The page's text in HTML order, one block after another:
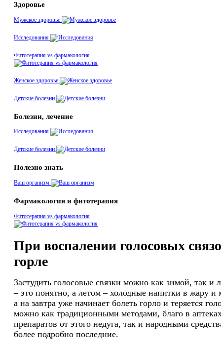
Здоровье
Мужское здоровье
Исследования
Фитотерапия vs фармакология
Женское здоровье
Детские болезни
Болезни, лечение
Исследования
Детские болезни
Полезно знать
Ваш организм
Фармакология и фитотерапия
Фитотерапия vs фармакология
При воспалении голосовых
горле
Застудить голосовые связки можно как зимой, так и
– это понятно, а летом – холодные напитки в жару и
а на завтра уже начинает болеть горло и теряется
можно как традиционными методами, благо в
препаратов от этого недуга, так и народными
более подробно последние.